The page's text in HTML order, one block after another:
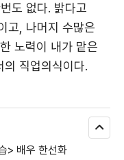
도 없다. 밝다고
고, 나머지 수많은
노력이 내가 맡은
직업의식이다.
> 배우 한선화
모